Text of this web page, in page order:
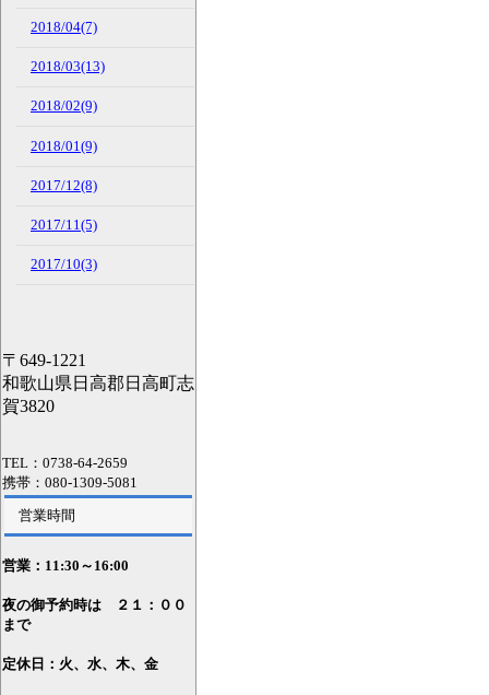
2018/04(7)
2018/03(13)
2018/02(9)
2018/01(9)
2017/12(8)
2017/11(5)
2017/10(3)
〒649-1221
和歌山県日高郡日高町志
賀3820
TEL：0738-64-2659
携帯：080-1309-5081
営業時間
営業：11:30～16:00
夜の御予約時は ２１：００
まで
定休日：火、水、木、金